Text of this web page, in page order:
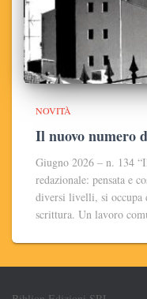
NOVITÀ
Il nuovo numero
Giugno 2026 – n. 134
redazionale: pensata e
diversi livelli, si occupa
scrittura. Un lavoro